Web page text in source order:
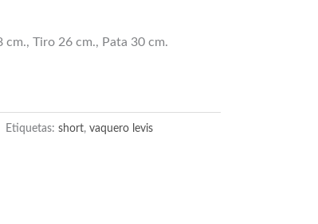
cm., Tiro 26 cm., Pata 30 cm.
Etiquetas: short, vaquero levis